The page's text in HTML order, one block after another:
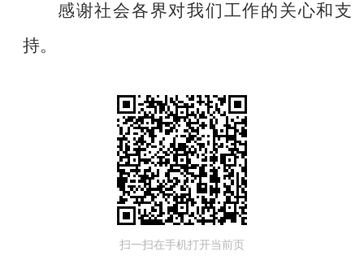
感谢社会各界对我们工作的关心和支
持。
扫一扫在手机打开当前页